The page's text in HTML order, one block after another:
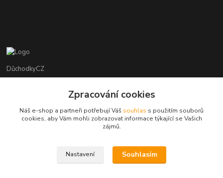
DůchodkyCZ
+420 412384749
objednavky@duchodky.cz
Zpracování cookies
Náš e-shop a partneři potřebují Váš souhlas s použitím souborů
cookies, aby Vám mohli zobrazovat informace týkající se Vašich
zájmů.
Nastavení Souhlasím